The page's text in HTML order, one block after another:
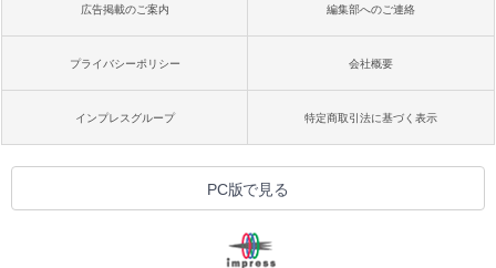
広告掲載のご案内 編集部へのご連絡
プライバシーポリシー 会社概要
インプレスグループ 特定商取引法に基づく表示
PC版で見る